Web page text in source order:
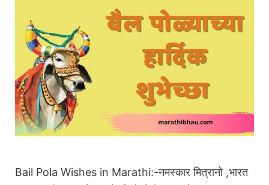
Bail Pola Wishes in Marathi:-नमस्कार मित्रानो ,भारत